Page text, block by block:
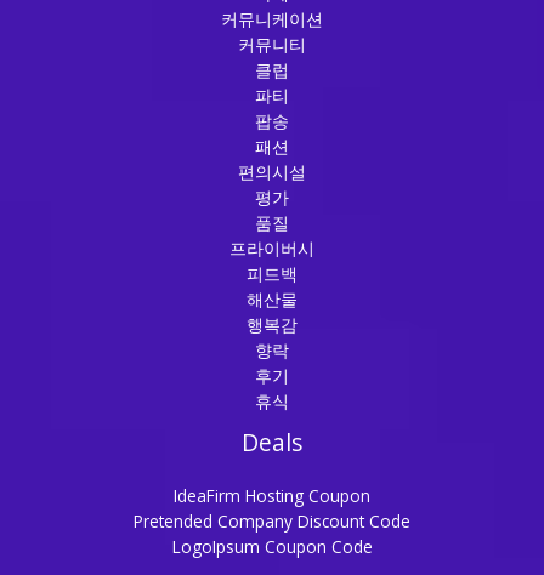
커뮤니케이션
커뮤니티
클럽
파티
팝송
패션
편의시설
평가
품질
프라이버시
피드백
해산물
행복감
향락
후기
휴식
Deals
IdeaFirm Hosting Coupon
Pretended Company Discount Code
LogoIpsum Coupon Code